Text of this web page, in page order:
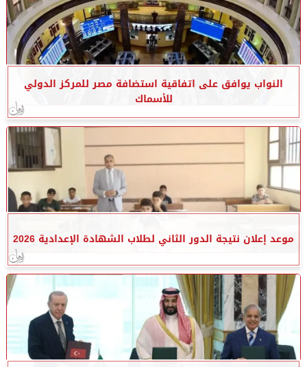
النواب يوافق على اتفاقية استضافة مصر للمركز الدولي
للأسماك
موعد إعلان نتيجة الدور الثاني لطلاب الشهادة الإعدادية 2026